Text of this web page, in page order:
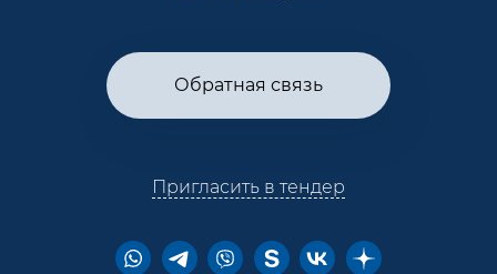
Обратная связь
Пригласить в тендер